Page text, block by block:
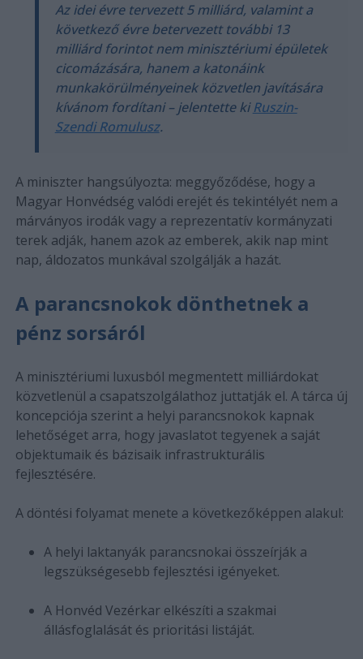
Az idei évre tervezett 5 milliárd, valamint a
következő évre betervezett további 13
milliárd forintot nem minisztériumi épületek
cicomázására, hanem a katonáink
munkakörülményeinek közvetlen javítására
kívánom fordítani – jelentette kiRuszin-
Szendi Romulusz.
A miniszter hangsúlyozta: meggyőződése, hogy a
Magyar Honvédség valódi erejét és tekintélyét nem a
márványos irodák vagy a reprezentatív kormányzati
terek adják, hanem azok az emberek, akik nap mint
nap, áldozatos munkával szolgálják a hazát.
A parancsnokok dönthetnek a
pénz sorsáról
A minisztériumi luxusból megmentett milliárdokat
közvetlenül a csapatszolgálathoz juttatják el. A tárca új
koncepciója szerint a helyi parancsnokok kapnak
lehetőséget arra, hogy javaslatot tegyenek a saját
objektumaik és bázisaik infrastrukturális
fejlesztésére.
A döntési folyamat menete a következőképpen alakul:
A helyi laktanyák parancsnokai összeírják a
legszükségesebb fejlesztési igényeket.
A Honvéd Vezérkar elkészíti a szakmai
állásfoglalását és prioritási listáját.